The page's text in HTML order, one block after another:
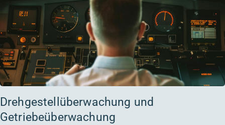
Drehgestellüberwachung und
Getriebeüberwachung